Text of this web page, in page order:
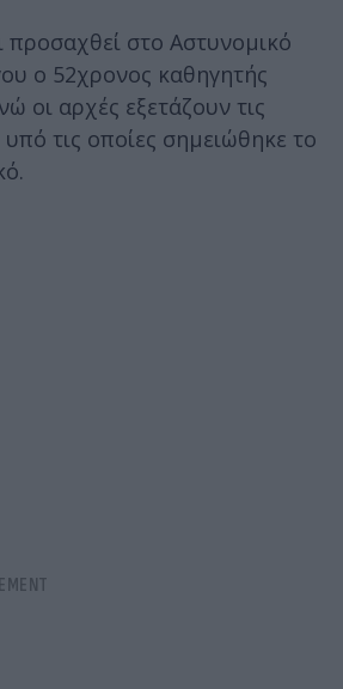
προσαχθεί στο Αστυνομικό
ο 52χρονος καθηγητής
οι αρχές εξετάζουν τις
τις οποίες σημειώθηκε το